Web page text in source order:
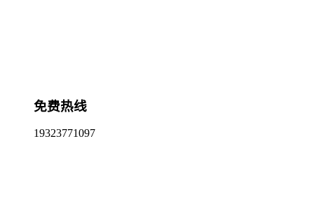
免费热线
19323771097